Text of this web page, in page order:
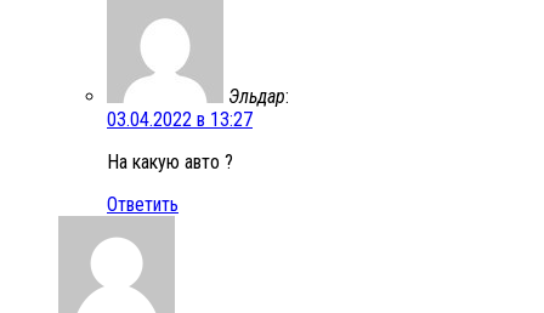
Эльдар:
03.04.2022 в 13:27
На какую авто ?
Ответить